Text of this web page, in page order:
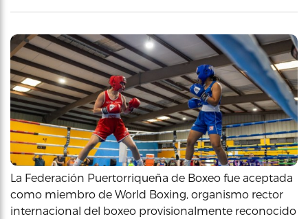
La Federación Puertorriqueña de Boxeo fue aceptada
como miembro de World Boxing, organismo rector
internacional del boxeo provisionalmente reconocido